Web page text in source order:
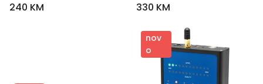
240 KM 330 KM
nov
o